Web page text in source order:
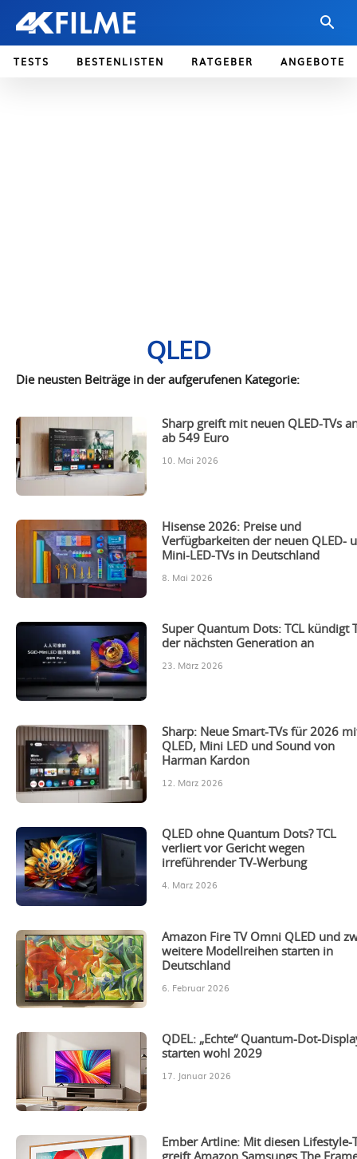
TESTS BESTENLISTEN RATGEBER ANGEBOTE
QLED
Die neusten Beiträge in der aufgerufenen Kategorie:
Sharp greift mit neuen QLED-TVs
ab 549 Euro
10. Mai 2026
Hisense 2026: Preise und
Verfügbarkeiten der neuen QLED-
Mini-LED-TVs in Deutschland
8. Mai 2026
Super Quantum Dots: TCL kündigt
der nächsten Generation an
23. März 2026
Sharp: Neue Smart-TVs für 2026
QLED, Mini LED und Sound von
Harman Kardon
12. März 2026
QLED ohne Quantum Dots? TCL
verliert vor Gericht wegen
irreführender TV-Werbung
4. März 2026
Amazon Fire TV Omni QLED und
weitere Modellreihen starten in
Deutschland
6. Februar 2026
QDEL: „Echte“ Quantum-Dot-
starten wohl 2029
17. Januar 2026
Ember Artline: Mit diesen Lifestyle-